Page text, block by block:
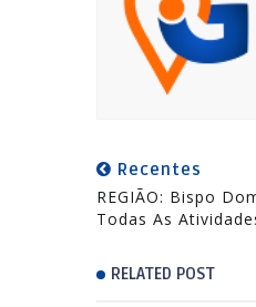
Recentes
REGIÃO: Bispo
Todas As
RELATED POST